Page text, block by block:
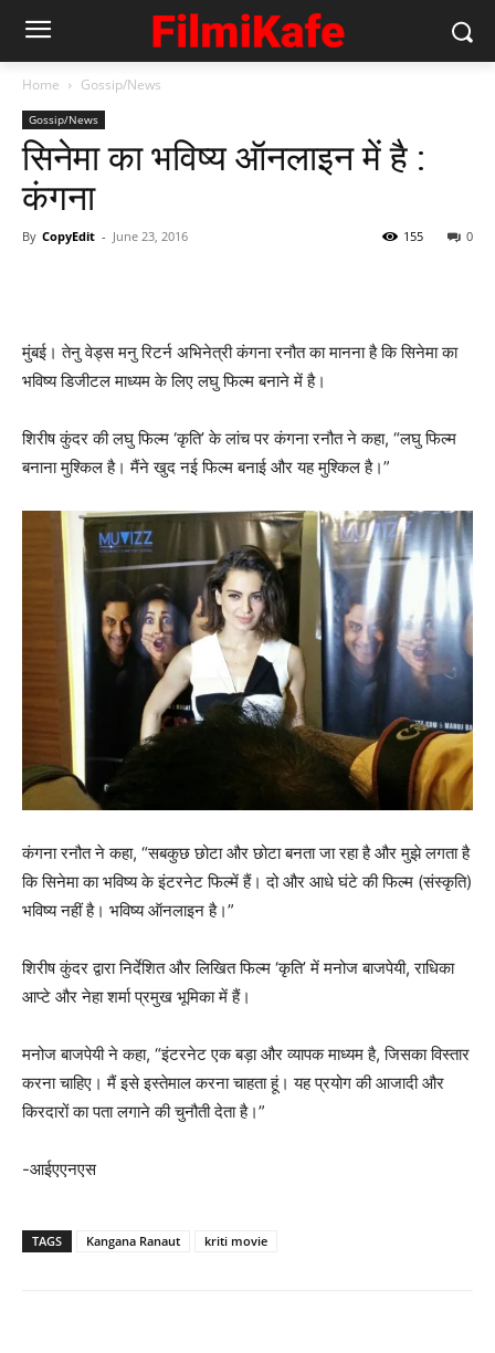
Home Gossip/News
Gossip/News
सिनेमा का भविष्‍य ऑनलाइन में है :
कंगना
By CopyEdit - June 23, 2016 0
155
मुंबई। तेनु वेड्स मनु रिटर्न अभिनेत्री कंगना रनौत का मानना है कि सिनेमा का
भविष्य डिजीटल माध्यम के लिए लघु फिल्म बनाने में है।
शिरीष कुंदर की लघु फिल्म ‘कृति’ के लांच पर कंगना रनौत ने कहा, “लघु फिल्म
बनाना मुश्किल है। मैंने खुद नई फिल्म बनाई और यह मुश्किल है।”
कंगना रनौत ने कहा, “सबकुछ छोटा और छोटा बनता जा रहा है और मुझे लगता है
कि सिनेमा का भविष्य के इंटरनेट फिल्में हैं। दो और आधे घंटे की फिल्म (संस्कृति)
भविष्य नहीं है। भविष्य ऑनलाइन है।”
शिरीष कुंदर द्वारा निर्देशित और लिखित फिल्म ‘कृति’ में मनोज बाजपेयी, राधिका
आप्टे और नेहा शर्मा प्रमुख भूमिका में हैं।
मनोज बाजपेयी ने कहा, “इंटरनेट एक बड़ा और व्यापक माध्यम है, जिसका विस्तार
करना चाहिए। मैं इसे इस्तेमाल करना चाहता हूं। यह प्रयोग की आजादी और
किरदारों का पता लगाने की चुनौती देता है।”
-आईएएनएस
TAGS Kangana Ranaut kriti movie